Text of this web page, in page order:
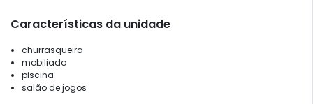
Características da unidade
churrasqueira
mobiliado
piscina
salão de jogos